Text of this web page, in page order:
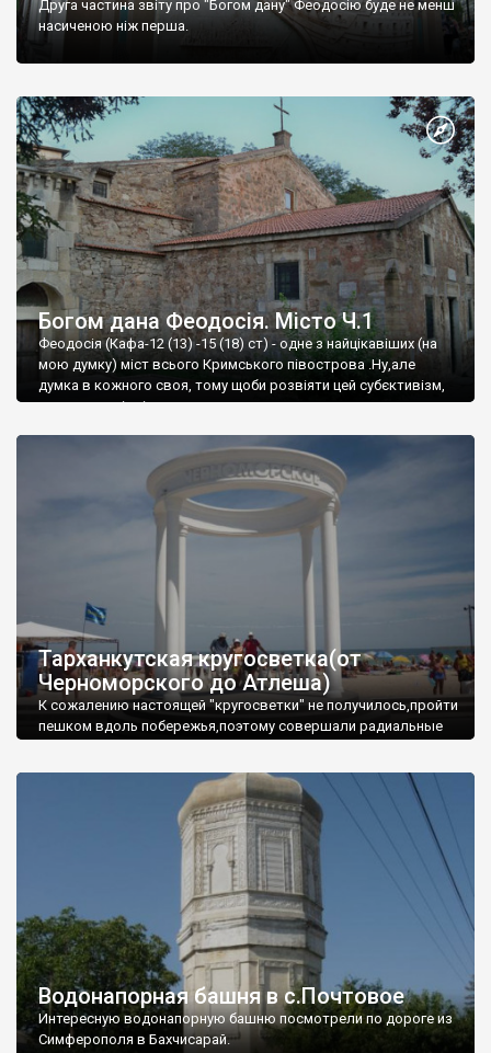
Друга частина звіту про "Богом дану" Феодосію буде не менш
насиченою ніж перша.
Богом дана Феодосія. Місто Ч.1
Феодосія (Кафа-12 (13) -15 (18) ст) - одне з найцікавіших (на
мою думку) міст всього Кримського півострова .Ну,але
думка в кожного своя, тому щоби розвіяти цей субєктивізм,
запрошую відвідати це
Тарханкутская кругосветка(от
Черноморского до Атлеша)
К сожалению настоящей "кругосветки" не получилось,пройти
пешком вдоль побережья,поэтому совершали радиальные
Водонапорная башня в с.Почтовое
Интересную водонапорную башню посмотрели по дороге из
Симферополя в Бахчисарай.